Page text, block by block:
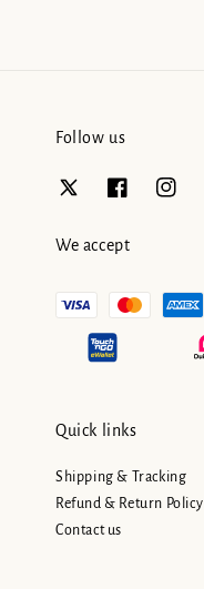
Follow us
We accept
Quick links
Shipping & Tracking
Refund & Return Policy
Contact us